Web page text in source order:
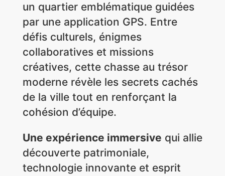
un quartier emblématique guidées
par une application GPS. Entre
défis culturels, énigmes
collaboratives et missions
créatives, cette chasse au trésor
moderne révèle les secrets cachés
de la ville tout en renforçant la
cohésion d’équipe.
Une expérience immersive qui allie
découverte patrimoniale,
technologie innovante et esprit